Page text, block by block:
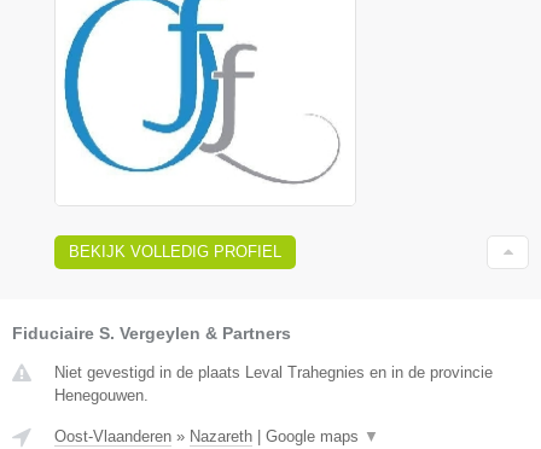
BEKIJK VOLLEDIG PROFIEL
Fiduciaire S. Vergeylen & Partners
Niet gevestigd in de plaats Leval Trahegnies en in de provincie
Henegouwen.
Oost-Vlaanderen » Nazareth Google maps ▼